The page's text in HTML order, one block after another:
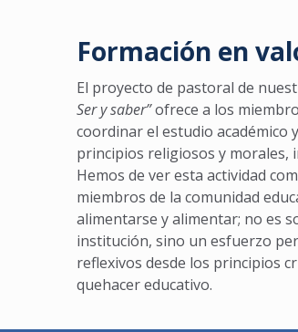
Formación en
El proyecto de pastoral de
Ser y saber”ofrece a los
coordinar el estudio académico
principios religiosos y morales,
Hemos de ver esta actividad
miembros de la comunidad
alimentarse y alimentar; no es
institución, sino un esfuerzo
reflexivos desde los principios
quehacer educativo.